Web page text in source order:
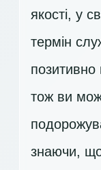
якості, у
термін
позитивно
тож ви
знаючи,